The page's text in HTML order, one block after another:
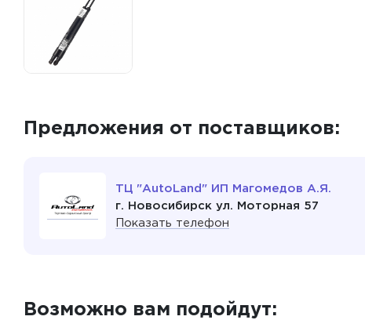
Предложения от поставщиков:
ТЦ "AutoLand" ИП Магомедов А.Я.
г. Новосибирск ул. Моторная 57
Показать телефон
Возможно вам подойдут: